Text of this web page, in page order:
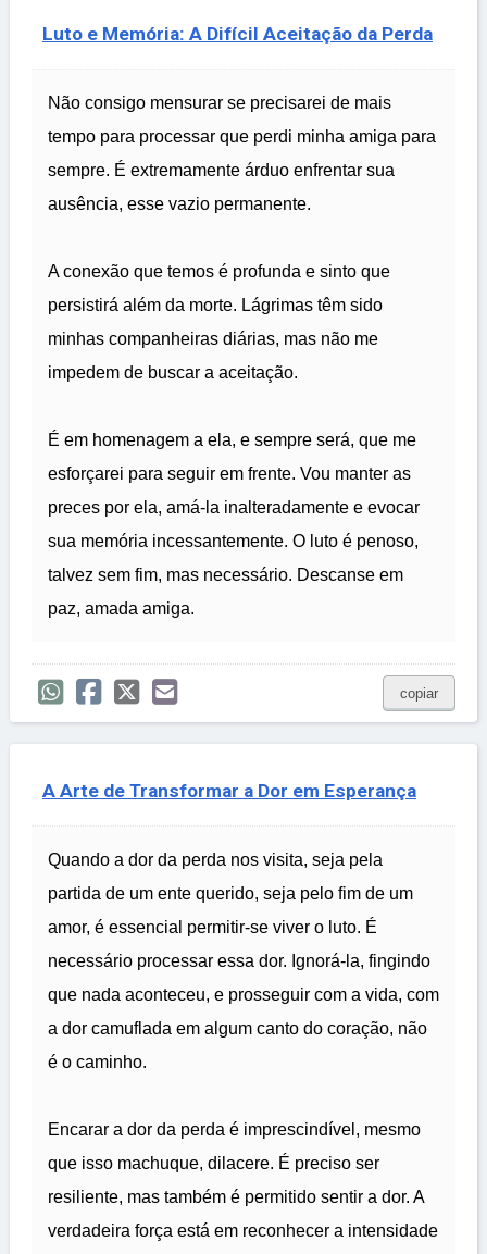
Luto e Memória: A Difícil Aceitação da Perda
Não consigo mensurar se precisarei de mais
tempo para processar que perdi minha amiga para
sempre. É extremamente árduo enfrentar sua
ausência, esse vazio permanente.
A conexão que temos é profunda e sinto que
persistirá além da morte. Lágrimas têm sido
minhas companheiras diárias, mas não me
impedem de buscar a aceitação.
É em homenagem a ela, e sempre será, que me
esforçarei para seguir em frente. Vou manter as
preces por ela, amá-la inalteradamente e evocar
sua memória incessantemente. O luto é penoso,
talvez sem fim, mas necessário. Descanse em
paz, amada amiga.
copiar
A Arte de Transformar a Dor em Esperança
Quando a dor da perda nos visita, seja pela
partida de um ente querido, seja pelo fim de um
amor, é essencial permitir-se viver o luto. É
necessário processar essa dor. Ignorá-la, fingindo
que nada aconteceu, e prosseguir com a vida, com
a dor camuflada em algum canto do coração, não
é o caminho.
Encarar a dor da perda é imprescindível, mesmo
que isso machuque, dilacere. É preciso ser
resiliente, mas também é permitido sentir a dor. A
verdadeira força está em reconhecer a intensidade